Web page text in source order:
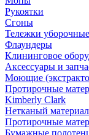
Рукоятки
Сгоны
Тележки уборочные
Флаундеры
Клининговое
Аксессуары и
Моющие
Протирочные
Kimberly Clark
Нетканый
Протирочные
Бумажные